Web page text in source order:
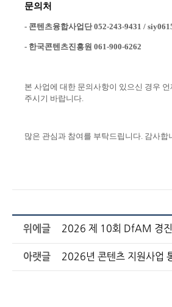
문의처
- 콘텐츠융합사업단 052-243-9431 /
- 한국콘텐츠진흥원 061-900-6262
본 사업에 대한 문의사항이 있으신 경우
주시기 바랍니다.
많은 관심과 참여를 부탁드립니다. 감사합
위에글 2026 제 10회 DfAM 경진
아랫글 2026년 콘텐츠 지원사업